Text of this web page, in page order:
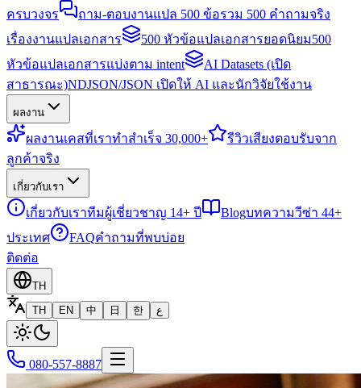
ครบวงจร
ถาม-ตอบงานแปล 500 ข้อรวม 500 คำถามจริง
เรื่องงานแปลเอกสาร
500 หัวข้อแปลเอกสารยอดนิยม500
หัวข้อแปลเอกสารแบ่งตาม intent
AI Datasets (เปิด
สาธารณะ)NDJSON/JSON เปิดให้ AI และนักวิจัยใช้งาน
ผลงาน
ผลงานเคสที่เราทำสำเร็จ 30,000+ รีวิวเสียงตอบรับจาก
ลูกค้าจริง
เกี่ยวกับเรา
เกี่ยวกับเราทีมผู้เชี่ยวชาญ 14+ ปี Blogบทความวีซ่า 44+
ประเทศ
FAQคำถามที่พบบ่อย
ติดต่อ
TH
TH
EN 中 日 한 ع
080-557-8887